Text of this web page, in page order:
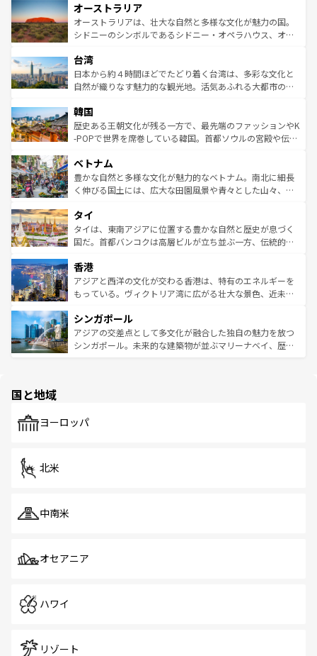
部のニューオーリンズでは、音楽と美食が融合した独特の
文化が魅力。旅行者はアメリカの各地域で異なる魅力を楽
しみながら、その多様性と豊かな歴史を感じることができ
ならではの贅沢な旅のスタイルだ。 なお、新着のアメリカ
情報はコンテンツ一覧を参照してほしい。
ワイ島は見逃せない。また、定番の観光地といえばオアフ
島だが、静かな自然を求めるならマウイ島やカウアイ島が
おすすめ。エメラルドグリーンに輝く海をはじめ、豊かな
れるおもてなしの心で訪れる人々を迎えてくれるハワイの
人々、おいしいローカルフードやハワイアンミュージッ
ク、伝統的なフラダンスなど、すべてがハワイの魅力を彩
ワイを、存分に味わってほしい。 なお、新着のハワイ情報
はコンテンツ一覧を参照してほしい。
オーストラリア
オーストラリアは、壮大な自然と多様な文化が魅力の国。
シドニーのシンボルであるシドニー・オペラハウス、オー
リアリーフや大陸中央部にそびえるウルル（エアーズロッ
ク）、タスマニアの美しい原生林やケアンズの熱帯雨林な
ど、見どころがたくさん。また、カフェやワイン、オージ
いる。アクティビティも充実しており、サーフィンやダイ
ビング、ハイキングなど、アウトドア好きにはたまらな
い。オーストラリアの多彩な魅力を存分に味わいつくそ
参照してほしい。
台湾
日本から約４時間ほどでたどり着く台湾は、多彩な文化と
自然が織りなす魅力的な観光地。活気あふれる大都市の台
ン）、静ひつな山岳地帯である台湾東部など、都市の喧騒
と山間の静けさが共存しており、訪れる人に新しい発見と
驚きをもたらしてくれる。また、奥深い台湾の食文化も魅
容にもいいと評判のスイーツなど、バラエティ豊かな料理
が味わえる。 なお、新着の台湾情報は コンテンツ一覧を参
照してほしい。
韓国
歴史ある王朝文化が残る一方で、最先端のファッションやK
-POPで世界を席巻している韓国。首都ソウルの宮殿や伝統
き、地方に足を延ばせば四季折々の自然美を楽しむことが
できる。そして、キムチや焼肉、絶品のストリートフード
まで、さまざまな韓国料理が待っている。夜には、韓国な
リティに包まれながら、韓国の多彩な魅力を心ゆくまで味
わってみてほしい。 なお、新着の韓国情報はコンテンツ一
覧を参照してほしい。
ベトナム
豊かな自然と多様な文化が魅力的なベトナム。南北に細長
く伸びる国土には、広大な田園風景や青々とした山々、世
急速な発展と共に伝統が息づく。ハノイの古い町並みやホ
ーチミン市のフランス統治時代の建物も、独特の雰囲気を
醸し出している。また、バラエティの豊かさとおいしさで
とつ。フォーやバインミー、ベトナムコーヒーなどは、ぜ
ひ現地で味わいたい。どの地域を訪れてもあたたかい人々
が旅行者を迎えてくれるので、きっと忘れられない旅にな
参照してほしい。
タイ
タイは、東南アジアに位置する豊かな自然と歴史が息づく
国だ。首都バンコクは高層ビルが立ち並ぶ一方、伝統的な
の活気が交差している。北部ではチェンマイなどの山岳地
帯で自然と触れ合い、南部ではプーケットやクラビの美し
いビーチでリゾート気分を楽しむことができる。タイ料理
激する。気候は一年中温暖で、どの季節にも異なる楽しみ
が待っている。親しみやすいタイの人々、仏教を中心とし
た文化、そして多様な観光資源が、訪れる旅人を魅了し続
香港
アジアと西洋の文化が交わる香港は、特有のエネルギーを
もっている。ヴィクトリア湾に広がる壮大な景色、近未来
み、どこを訪れても感動するはず。観光スポットが密集し
ており、効率よく見どころを回れるのも魅力。息をのむよ
うな絶景から文化的な体験まで、香港を存分に楽しみ尽く
シンガポール
アジアの交差点として多文化が融合した独自の魅力を放つ
シンガポール。未来的な建築物が並ぶマリーナベイ、歴史
で、ホーカーズは地元の風情を楽しめる外せないスポット
国と地域
ヨーロッパ
北米
中南米
オセアニア
ハワイ
リゾート